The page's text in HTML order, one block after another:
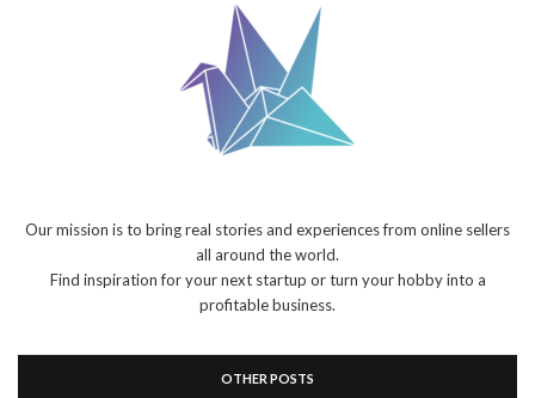
Our mission is to bring real stories and experiences from online sellers
all around the world.
Find inspiration for your next startup or turn your hobby into a
profitable business.
OTHER POSTS